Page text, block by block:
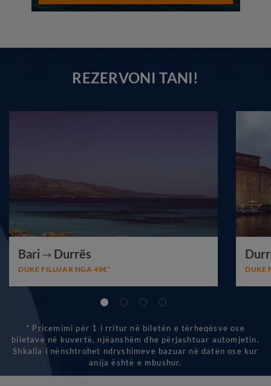
REZERVONI TANI!
Bari Durrës
DUKE FILLUAR NGA 48€* DUKE
* Pricemimi për 1 i rritur në biletën e tërheqësve ose
biletave në kuvertë, njëanshëm dhe përjashtuar automjetin.
Shkalla i nënshtrohet ndryshimeve bazuar në datën ose kur
anija është e mbushur.